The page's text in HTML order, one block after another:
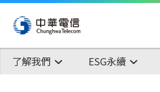
了解我們 ESG永續